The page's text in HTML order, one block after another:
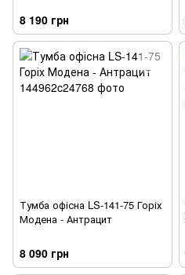
8 190 грн
Тумба офісна LS-141-75 Горіх
Модена - Антрацит
8 090 грн